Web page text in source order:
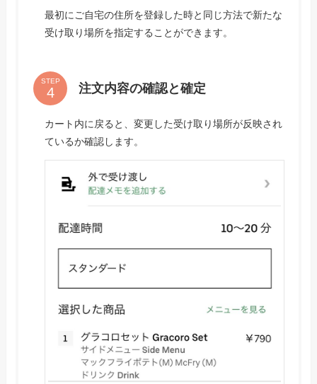
最初にご自宅の住所を登録した時と同じ方法で新たな
受け取り場所を指定することができます。
STEP
注文内容の確認と確定
カート内に戻ると、変更した受け取り場所が反映され
ているか確認します。